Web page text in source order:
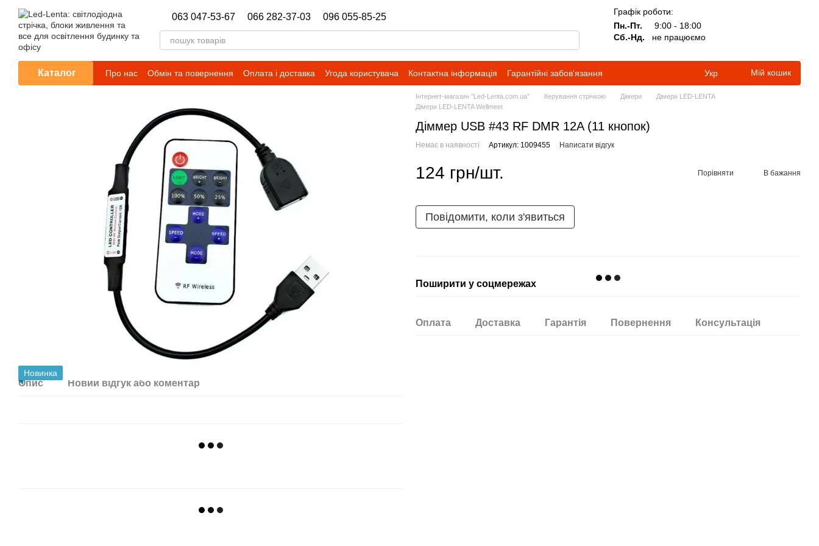
Перейти до основного контенту
063 047-53-67 066 282-37-03 096 055-85-25
Графік роботи:
Пн.-Пт.
9:00 - 18:00
Сб.-Нд.
не працюємо
Каталог Про нас Обмін та повернення Оплата і доставка Угода користувача Контактна інформація
Гарантійні забов'язання
Новини
Укр Мій кошик
Новинка
Опис Новий відгук або коментар
Інтернет-магазин "Led-Lenta.com.ua" Керування стрічкою Дімери
Дімери LED-LENTA
Дімери LED-LENTA Wellmeet
Діммер USB #43 RF DMR 12A (11 кнопок)
Немає в наявності Артикул: 1009455 Написати відгук
124 грн/шт. Порівняти В бажання
Повідомити, коли з'явиться
Поширити у соцмережах
Оплата Доставка Гарантія Повернення Консультація